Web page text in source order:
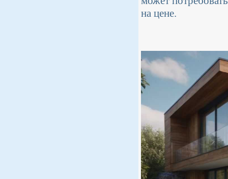
на цене.